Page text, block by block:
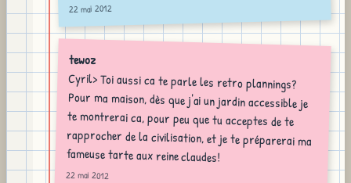
22 mai 2012
tewoz
Cyril> Toi aussi ca te parle les retro plannings?
Pour ma maison, dès que j'ai un jardin accessible je
te montrerai ca, pour peu que tu acceptes de te
rapprocher de la civilisation, et je te préparerai ma
fameuse tarte aux reine claudes!
22 mai 2012